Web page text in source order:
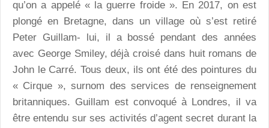
qu’on a appelé « la guerre froide ». En 2017, on est
plongé en Bretagne, dans un village où s’est retiré
Peter Guillam- lui, il a bossé pendant des années
avec George Smiley, déjà croisé dans huit romans de
John le Carré. Tous deux, ils ont été des pointures du
« Cirque », surnom des services de renseignement
britanniques. Guillam est convoqué à Londres, il va
être entendu sur ses activités d’agent secret durant la